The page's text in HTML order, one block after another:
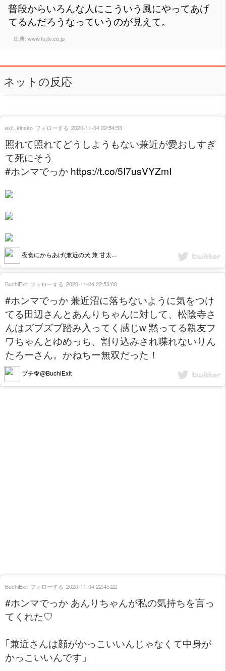
普段からいろんな人にこういう風にやってあげ
てるんだろうなっていうのが見えて。
出典: www.fujitv.co.jp
ネットの反応
照れて照れてどうしようもない兼近が愛おしすぎ
て死にそう
#ホンマでっか https://t.co/5I7usVYZmI
夜食にからあげ(兼近の犬 兼 甘太...
exit_kinako フォローする 2020-11-04 22:54:53
#ホンマでっか 兼近沼に落ちないように気をつけ
てる田辺さんとあんりちゃんに対して、松陰寺さ
んはズブズブ踏み入ってく感じw 黙ってる親友フ
ワちゃんとゆめっち、割り込みされ喋れないりん
たろーさん。かねちー無双だった！
ブチ🦚@BuchiExit
BuchiExit フォローする 2020-11-04 22:53:00
#ホンマでっか あんりちゃんが私の気持ちを言っ
てくれた♡
｢兼近さんは顔がかっこいいんじゃなくて中身が
かっこいいんです」
BuchiExit フォローする 2020-11-04 22:45:22